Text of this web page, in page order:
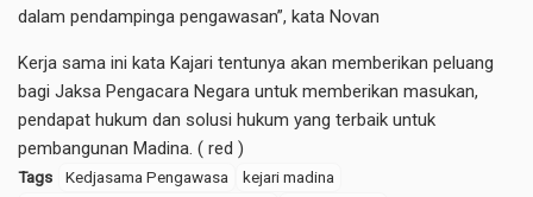
dalam pendampinga pengawasan”, kata Novan
Kerja sama ini kata Kajari tentunya akan memberikan peluang
bagi Jaksa Pengacara Negara untuk memberikan masukan,
pendapat hukum dan solusi hukum yang terbaik untuk
pembangunan Madina. ( red )
Tags Kedjasama Pengawasa
kejari madina